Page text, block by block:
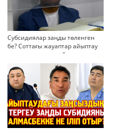
Субсидиялар заңды төленген
бе? Соттағы жауаптар айыптау
тұжырымдарын қайта қарауға
негіз бола ала ма?